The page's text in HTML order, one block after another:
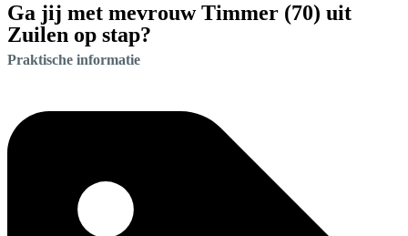
Ga jij met mevrouw Timmer (70) uit
Zuilen op stap?
Praktische informatie